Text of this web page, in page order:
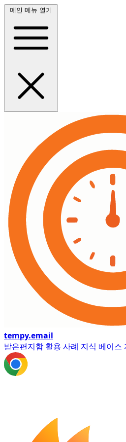
메인 메뉴 열기
tempy.email
받은편지함 활용 사례 지식 베이스